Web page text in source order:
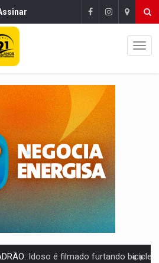
Comarca de Nova Mamoré terá seu primeiro